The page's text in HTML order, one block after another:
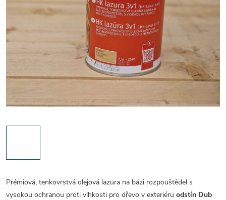
Prémiová, tenkovrstvá olejová lazura na bázi rozpouštědel s
vysokou ochranou proti vlhkosti pro dřevo v exteriéru odstín Dub